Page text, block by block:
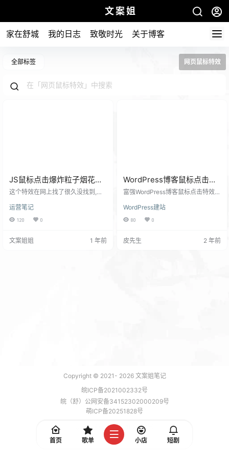
文案姐
家在舒城 我的日志 致敬时光 关于博客
全部标签 网页鼠标特效
JS鼠标点击爆炸粒子烟花动
画特效源码
这个特效在网上找了很久没找到,今
了。 刚好有点时间,就让文案姐笔记
也用上了。 现在分享给大家！预览
制代码插入你的页面 <canvas clas
运营笔记
120 0
文案姐姐 1 年前
WordPress博客鼠标点击特
效富强，民主，文明，和
富强WordPress博客鼠标点击特效，
效代码 其实 就是一段js的代码 子比
主题里面有文案姐姐把提出来了分
($) { $("body").click(function (e) {
WordPress建站
80 0
皮先生 2 年前
Copyright © 2021- 2026文案姐笔记
皖ICP备2021002332号
皖（舒）公网安备34152302000209号
萌ICP备20251828号
加载 9 能，功耗 0.1824 焦耳
首页
歌单 小店 短剧